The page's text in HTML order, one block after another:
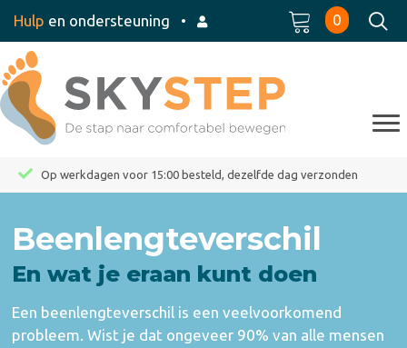
Hulp en ondersteuning • 0
Op werkdagen voor 15:00 besteld, dezelfde dag verzonden
Beenlengteverschil
En wat je eraan kunt doen
Een beenlengteverschil is een veelvoorkomend
probleem. Wist je dat ongeveer 90% van alle mensen